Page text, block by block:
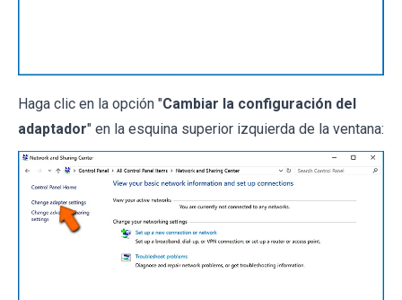
Haga clic en la opción "Cambiar la configuración del
adaptador" en la esquina superior izquierda de la ventana: